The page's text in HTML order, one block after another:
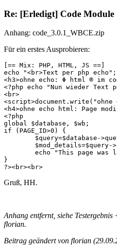
Re: [Erledigt] Code Module
Anhang: code_3.0.1_WBCE.zip
Für ein erstes Ausprobieren:
[== Mix: PHP, HTML, JS ==]
echo "<br>Text per php
<h3>ohne echo: Φ html ® im
<?php echo "Nun wieder Text
<br>
<h4>ohne echo html: Page
<?php
global $database, $wb;
if (PAGE_ID>0) {
}
?><br><br>
Gruß, HH.
Anhang entfernt, siehe
florian.
Beitrag geändert von florian